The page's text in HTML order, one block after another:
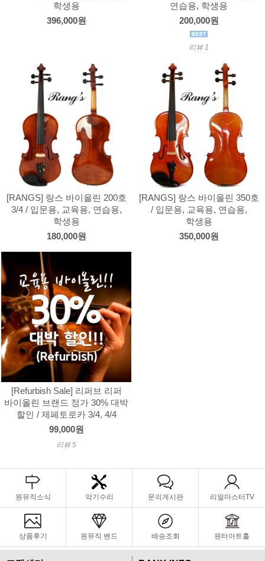
학생용
396,000원
연습용, 학생용
200,000원
리뷰 1
[RANGS] 랑스 바이올린 200호
3/4 / 입문용, 교육용, 연습용,
학생용
180,000원
[RANGS] 랑스 바이올린 350호
/ 입문용, 교육용, 연습용,
학생용
350,000원
[Refurbish Sale] 리퍼브 리퍼
바이올린 브랜드 정가 30% 대박
할인 / 제페토로카 3/4, 4/4
99,000원
리뷰 5
원뮤직소식 악기수리 문의게시판 리얼마스터TV
상품후기 원뮤직 밴드 배송조회 원터아트홀